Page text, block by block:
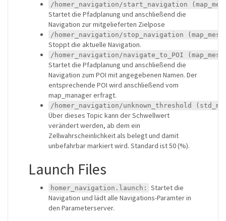
/homer_navigation/start_navigation
Startet die Pfadplanung und anschließend die
Navigation zur mitgelieferten Zielpose
/homer_navigation/stop_navigation
Stoppt die aktuelle Navigation.
/homer_navigation/navigate_to_POI
Startet die Pfadplanung und anschließend die
Navigation zum POI mit angegebenen Namen. Der
entsprechende POI wird anschließend vom
map_manager erfragt.
/homer_navigation/unknown_threshold
Über dieses Topic kann der Schwellwert
verändert werden, ab dem ein
Zellwahrscheinlichkeit als belegt und damit
unbefahrbar markiert wird. Standard ist 50 (%).
Launch Files
homer_navigation.launch:
Startet die
Navigation und lädt alle Navigations-Paramter in
den Parameterserver.